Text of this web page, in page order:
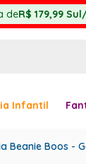
deR$ 179,99
Infantil
Beanie Boos -